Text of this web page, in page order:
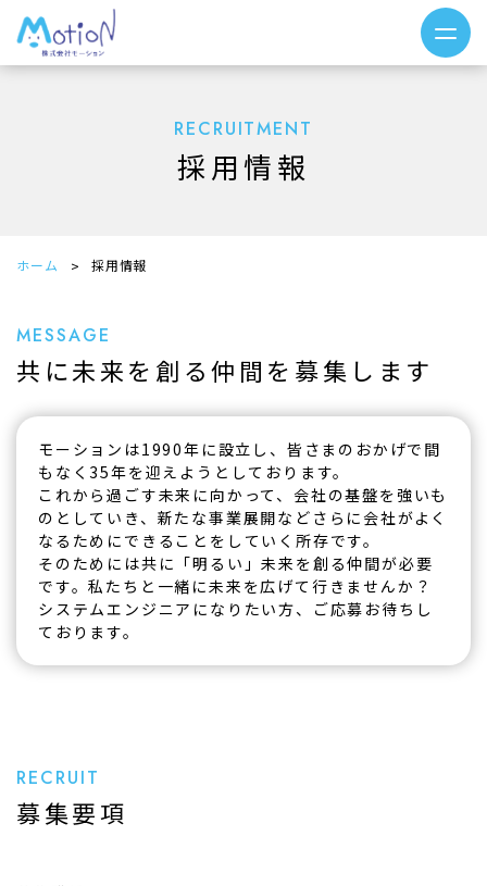
RECRUITMENT
採用情報
ホーム 採用情報
MESSAGE
共に未来を創る仲間を募集します
モーションは1990年に設立し、皆さまのおかげで間
もなく35年を迎えようとしております。
これから過ごす未来に向かって、会社の基盤を強いも
のとしていき、新たな事業展開などさらに会社がよく
なるためにできることをしていく所存です。
そのためには共に「明るい」未来を創る仲間が必要
です。私たちと一緒に未来を広げて行きませんか？
システムエンジニアになりたい方、ご応募お待ちし
ております。
RECRUIT
募集要項